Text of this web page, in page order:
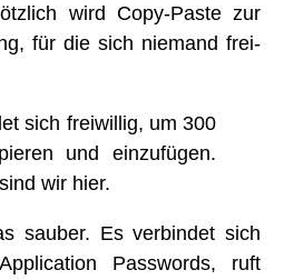
wird Copy-Pas­te zur
für die sich nie­mand frei­
sich frei­wil­lig, um 300
und ein­zu­fü­gen.
wir hier.
sau­ber. Es ver­bin­det sich
Pass­words, ruft